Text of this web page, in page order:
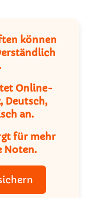
können
Online-
Deutsch,
an.
für mehr
Noten.